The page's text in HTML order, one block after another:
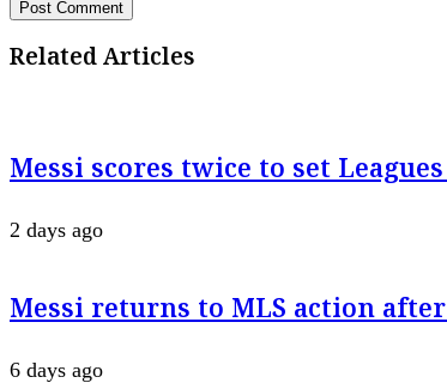
Related Articles
Messi scores twice to set
2 days ago
Messi returns to MLS action
6 days ago